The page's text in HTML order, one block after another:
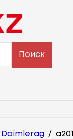
Поиск
Daimlerag /